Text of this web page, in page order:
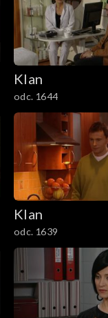
Klan
odc. 1644
Klan
odc. 1639